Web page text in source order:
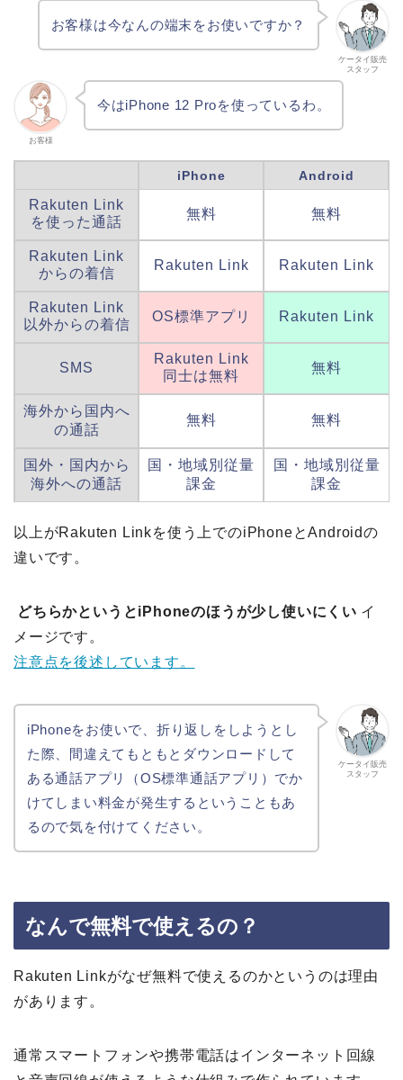
ケータイ販売
スタッフ
お客様は今なんの端末をお使いですか？
お客様
今はiPhone 12 Proを使っているわ。
iPhone Android
Rakuten Link
を使った通話
無料 無料
Rakuten Link
からの着信
Rakuten Link Rakuten Link
Rakuten Link
以外からの着信
OS標準アプリ Rakuten Link
SMS
Rakuten Link
同士は無料
無料
海外から国内へ
の通話
無料 無料
国外・国内から
海外への通話
国・地域別従量
課金
国・地域別従量
課金
以上がRakuten Linkを使う上でのiPhoneとAndroidの
違いです。
どちらかというとiPhoneのほうが少し使いにくい イ
メージです。
注意点を後述しています。
ケータイ販売
スタッフ
iPhoneをお使いで、折り返しをしようとし
た際、間違えてもともとダウンロードして
ある通話アプリ（OS標準通話アプリ）でか
けてしまい料金が発生するということもあ
るので気を付けてください。
なんで無料で使えるの？
Rakuten Linkがなぜ無料で使えるのかというのは理由
があります。
通常スマートフォンや携帯電話はインターネット回線